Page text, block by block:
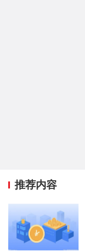
推荐内容